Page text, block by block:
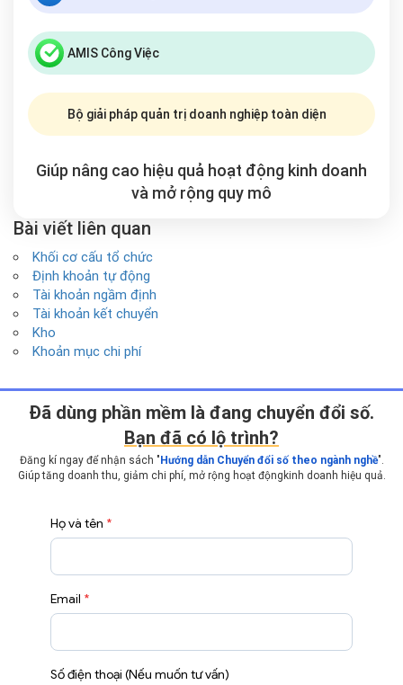
AMIS Công Việc
Bộ giải pháp quản trị doanh nghiệp toàn diện
Giúp nâng cao hiệu quả hoạt động kinh doanh
và mở rộng quy mô
Bài viết liên quan
Khối cơ cấu tổ chức
Định khoản tự động
Tài khoản ngầm định
Tài khoản kết chuyển
Kho
Khoản mục chi phí
Ðã dùng phần mềm là đang chuyển đổi số.
Bạn đã có lộ trình?
Đăng kí ngay để nhận sách " Hướng dẫn Chuyển đổi số theo ngành nghề".
Giúp tăng doanh thu, giảm chi phí, mở rộng hoạt động kinh doanh hiệu quả.
Họ và tên *
Email *
Số điện thoại (Nếu muốn tư vấn)